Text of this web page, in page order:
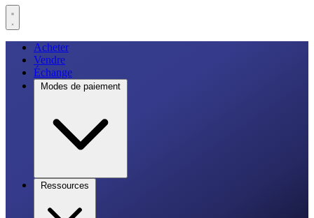
Acheter
Vendre
Échange
Modes de paiement
Ressources